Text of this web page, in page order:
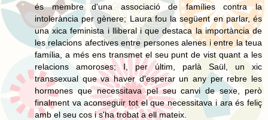
és membre d'una associació de famílies contra la
intolerància per gènere; Laura fou la següent en parlar, és
una xica feminista i lliberal i que destaca la importància de
les relacions afectives entre persones alenes i entre la teua
família, a més ens transmet el seu punt de vist quant a les
relacions amoroses; I, per últim, parlà Saül, un xic
transsexual que va haver d'esperar un any per rebre les
hormones que necessitava pel seu canvi de sexe, però
finalment va aconseguir tot el que necessitava i ara és feliç
amb el seu cos i s'ha trobat a ell mateix.